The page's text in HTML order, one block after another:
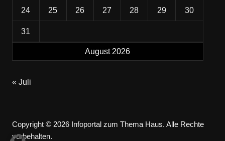
August 2026
24 25 26 27 28 29 30
31
« Juli
Copyright © 2026 Infoportal zum Thema Haus. Alle Rechte
vorbehalten.